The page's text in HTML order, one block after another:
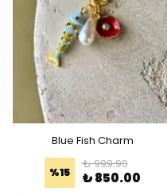
Blue Fish Charm
%15
₺ 999.90
₺ 850.00